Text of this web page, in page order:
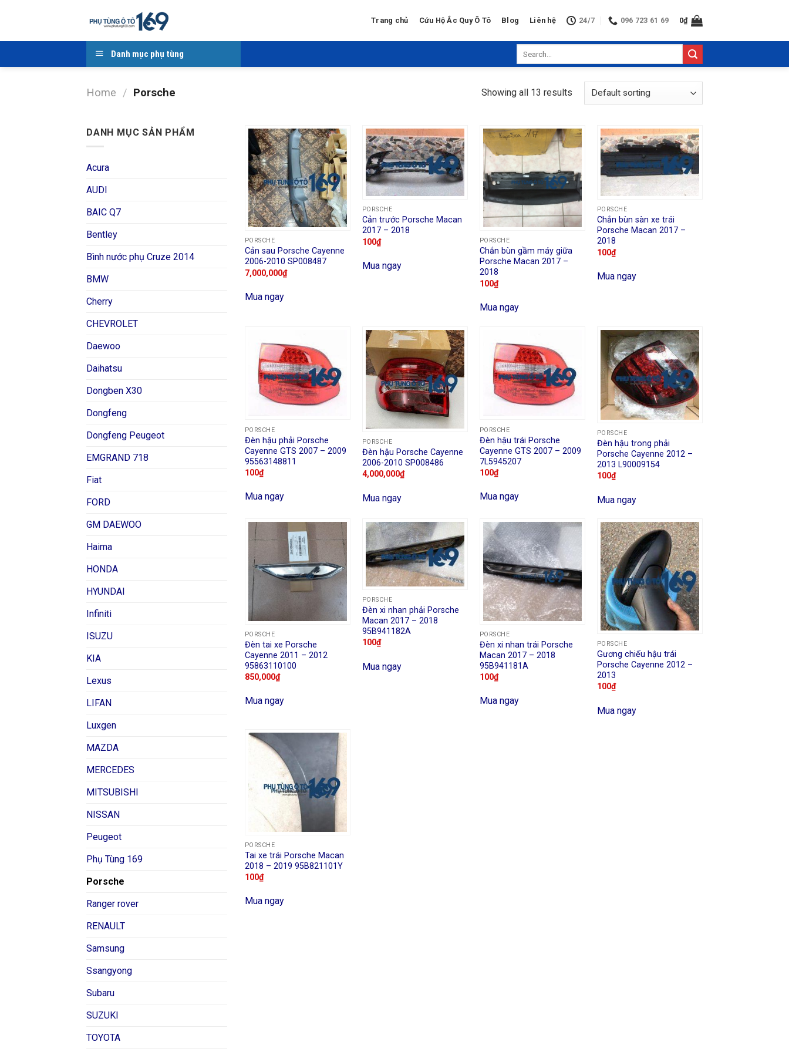
Trang chủ Cứu Hộ Ắc Quy Ô Tô Blog Liên hệ 24/7 096 723 61 69 0₫
Danh mục phụ tùng
Home / Porsche Showing all 13 results
DANH MỤC SẢN PHẨM
Acura
AUDI
BAIC Q7
Bentley
Bình nước phụ Cruze 2014
BMW
Cherry
CHEVROLET
Daewoo
Daihatsu
Dongben X30
Dongfeng
Dongfeng Peugeot
EMGRAND 718
Fiat
FORD
GM DAEWOO
Haima
HONDA
HYUNDAI
Infiniti
ISUZU
KIA
Lexus
LIFAN
Luxgen
MAZDA
MERCEDES
MITSUBISHI
NISSAN
Peugeot
Phụ Tùng 169
Porsche
Ranger rover
RENAULT
Samsung
Ssangyong
Subaru
SUZUKI
TOYOTA
PORSCHE
Cản sau Porsche Cayenne
2006-2010 SP008487
7,000,000₫
Mua ngay
PORSCHE
Cản trước Porsche Macan
2017 – 2018
100₫
Mua ngay
PORSCHE
Chắn bùn gầm máy giữa
Porsche Macan 2017 –
2018
100₫
Mua ngay
PORSCHE
Chắn bùn sàn xe trái
Porsche Macan 2017 –
2018
100₫
Mua ngay
PORSCHE
Đèn hậu phải Porsche
Cayenne GTS 2007 – 2009
95563148811
100₫
Mua ngay
PORSCHE
Đèn hậu Porsche Cayenne
2006-2010 SP008486
4,000,000₫
Mua ngay
PORSCHE
Đèn hậu trái Porsche
Cayenne GTS 2007 – 2009
7L5945207
100₫
Mua ngay
PORSCHE
Đèn hậu trong phải
Porsche Cayenne 2012 –
2013 L90009154
100₫
Mua ngay
PORSCHE
Đèn tai xe Porsche
Cayenne 2011 – 2012
95863110100
850,000₫
Mua ngay
PORSCHE
Đèn xi nhan phải Porsche
Macan 2017 – 2018
95B941182A
100₫
Mua ngay
PORSCHE
Đèn xi nhan trái Porsche
Macan 2017 – 2018
95B941181A
100₫
Mua ngay
PORSCHE
Gương chiếu hậu trái
Porsche Cayenne 2012 –
2013
100₫
Mua ngay
PORSCHE
Tai xe trái Porsche Macan
2018 – 2019 95B821101Y
100₫
Mua ngay